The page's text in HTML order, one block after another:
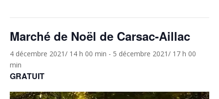
Marché de Noël de Carsac-Aillac
4 décembre 2021/ 14 h 00 min - 5 décembre 2021/ 17 h 00
min
GRATUIT